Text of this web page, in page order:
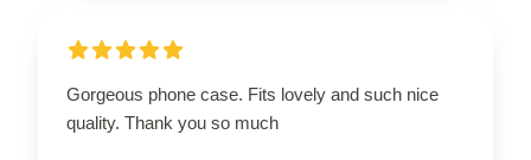
Gorgeous phone case. Fits lovely and such nice
quality. Thank you so much